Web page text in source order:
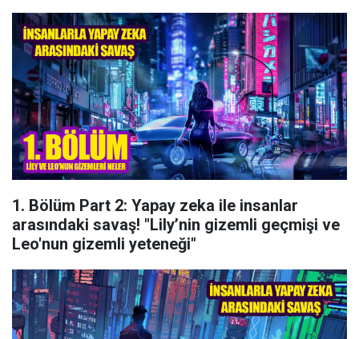
1. Bölüm Part 2: Yapay zeka ile insanlar
arasındaki savaş! "Lily’nin gizemli geçmişi ve
Leo'nun gizemli yeteneği"